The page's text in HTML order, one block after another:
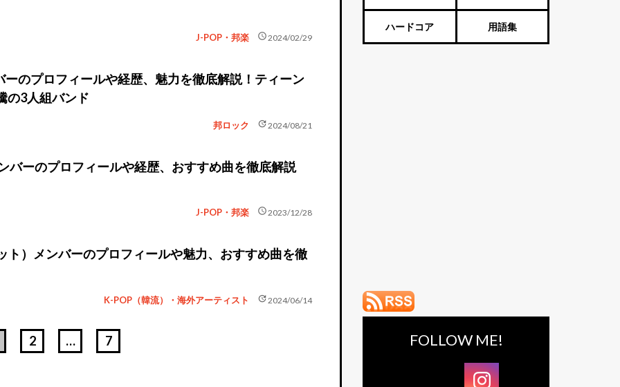
J-POP・邦楽 schedule2024/02/29
ーのプロフィールや経歴、魅力を徹底解説！ティーン
の3人組バンド
邦ロック update2024/08/21
バーのプロフィールや経歴、おすすめ曲を徹底解説
J-POP・邦楽 schedule2023/12/28
ト）メンバーのプロフィールや魅力、おすすめ曲を徹
K-POP（韓流）・海外アーティスト update2024/06/14
2 … 7
ハードコア 用語集
FOLLOW ME!